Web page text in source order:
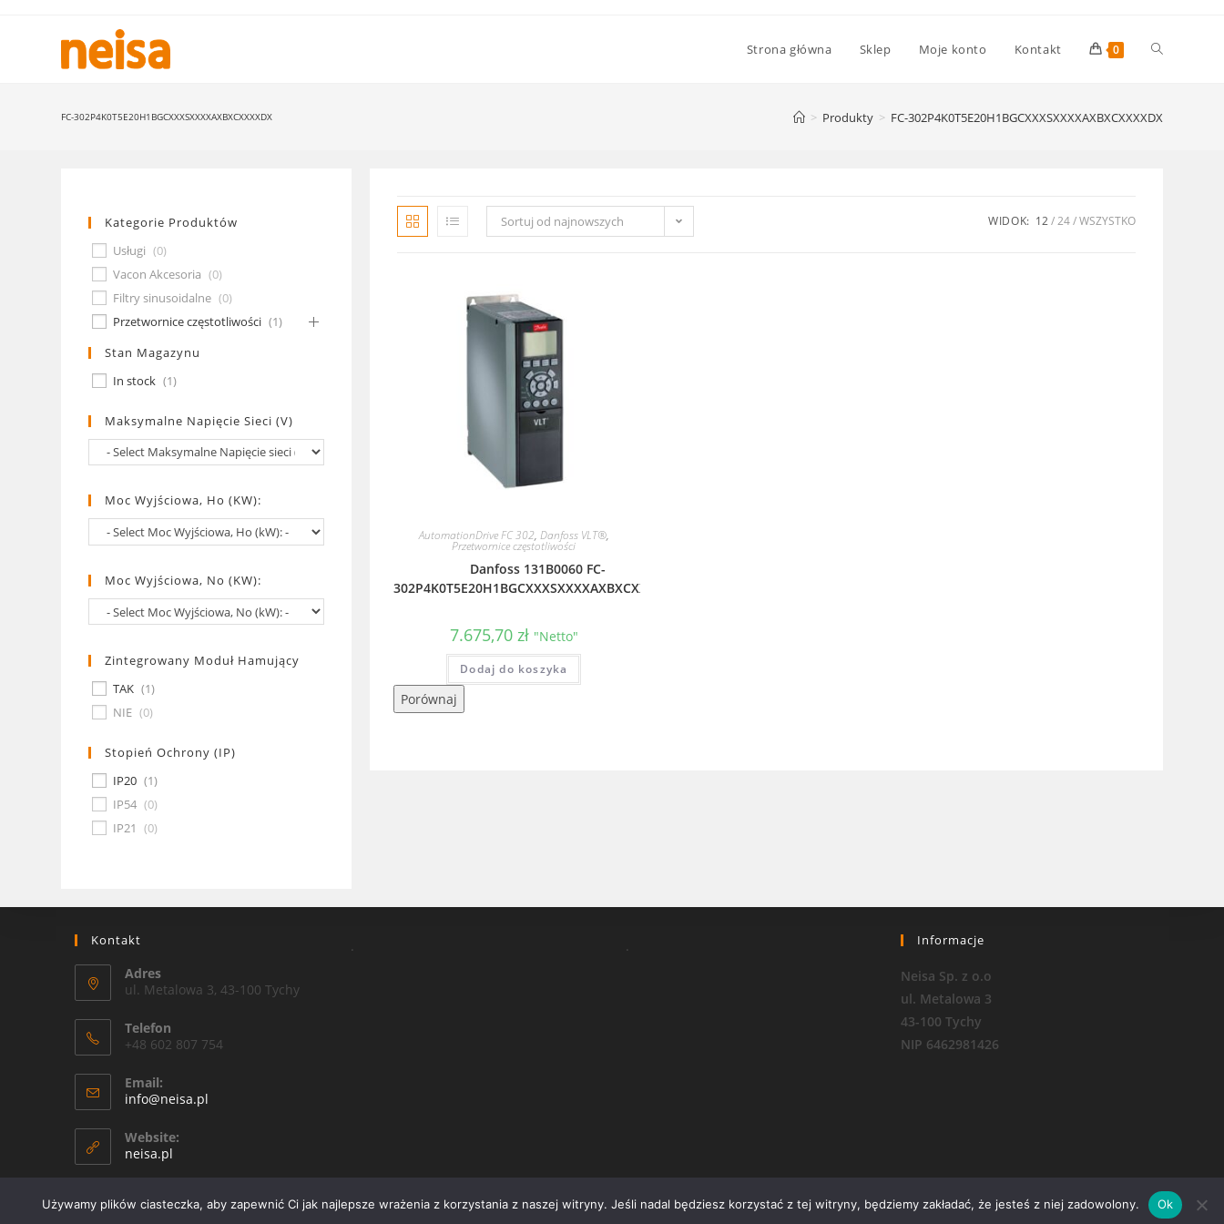
Strona główna Sklep Moje konto Kontakt 0 Toggle
website
FC-302P4K0T5E20H1BGCXXXSXXXXAXBXCXXXXDX > Produkty > FC-302P4K0T5E20H1BGCXXXSXXXXAXBXCXXXXDX
Sortuj od najnowszych WIDOK: 12 24 WSZYSTKO
AutomationDrive FC 302, Danfoss VLT®,
Przetwornice częstotliwości
Danfoss 131B0060 FC-
302P4K0T5E20H1BGCXXXSXXXXAXBXCXXXXDX
7.675,70 zł "Netto"
Dodaj do koszyka
Porównaj
Kategorie Produktów
Usługi (0)
Vacon Akcesoria (0)
Filtry sinusoidalne (0)
Przetwornice częstotliwości (1)
Stan Magazynu
In stock (1)
Maksymalne Napięcie Sieci (V)
Moc Wyjściowa, Ho (kW):
Moc Wyjściowa, No (kW):
Zintegrowany Moduł Hamujący
TAK (1)
NIE (0)
Stopień Ochrony (IP)
IP20 (1)
IP54 (0)
IP21 (0)
Kontakt
Adres
ul. Metalowa 3, 43-100 Tychy
Telefon
+48 602 807 754
Email:
info@neisa.pl
Website:
neisa.pl
. . Informacje
Neisa Sp. z o.o
ul. Metalowa 3
43-100 Tychy
NIP 6462981426
RODO i polityka prywatności Regulamin sklepu internetowego
Copyright 2026 - OceanWP Theme by Neisa Sp. Z o. o.
Używamy plików ciasteczka, aby zapewnić Ci jak najlepsze wrażenia z korzystania z naszej witryny. Jeśli nadal będziesz korzystać z tej witryny, będziemy zakładać, że jesteś z niej zadowolony. Ok